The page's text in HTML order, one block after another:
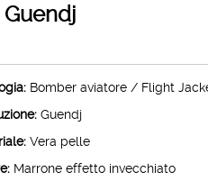
Bomber aviatore / Flight
Guendj
Vera pelle
Marrone effetto invecchiato